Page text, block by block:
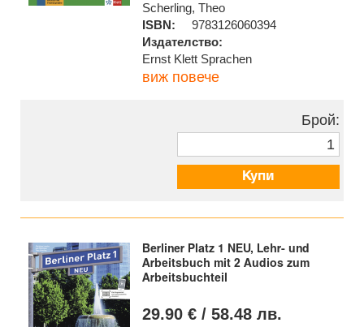
Scherling, Theo
ISBN:
9783126060394
Издателство:
Ernst Klett Sprachen
виж повече
Брой:
Купи
Berliner Platz 1 NEU, Lehr- und
Arbeitsbuch mit 2 Audios zum
Arbeitsbuchteil
29.90 € / 58.48 лв.